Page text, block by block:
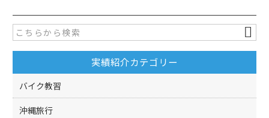
e
b
o
o
k
er
実績紹介カテゴリー
バイク教習
沖縄旅行